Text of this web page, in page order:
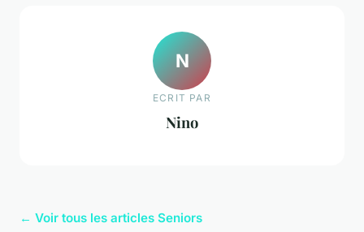
N
ECRIT PAR
Nino
← Voir tous les articles Seniors